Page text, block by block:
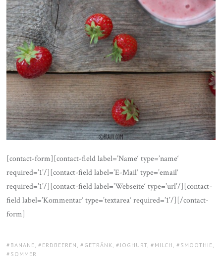
[contact-form][contact-field label=’Name‘ type=’name‘
required=’1’/][contact-field label=’E-Mail‘ type=’email‘
required=’1’/][contact-field label=’Webseite‘ type=’url’/][contact-
field label=’Kommentar‘ type=’textarea‘ required=’1’/][/contact-
form]
TAGS:
BANANE, ERDBEEREN , GETRÄNK, JOGHURT, MILCH , SMOOTHIE,
SOMMER